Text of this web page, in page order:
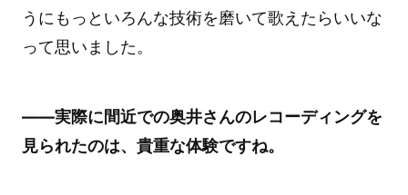
うにもっといろんな技術を磨いて歌えたらいいな
って思いました。
――実際に間近での奥井さんのレコーディングを
見られたのは、貴重な体験ですね。